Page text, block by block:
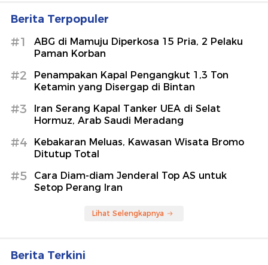
Berita Terpopuler
#1
ABG di Mamuju Diperkosa 15 Pria, 2 Pelaku
Paman Korban
#2
Penampakan Kapal Pengangkut 1,3 Ton
Ketamin yang Disergap di Bintan
#3
Iran Serang Kapal Tanker UEA di Selat
Hormuz, Arab Saudi Meradang
#4
Kebakaran Meluas, Kawasan Wisata Bromo
Ditutup Total
#5
Cara Diam-diam Jenderal Top AS untuk
Setop Perang Iran
Lihat Selengkapnya
Berita Terkini